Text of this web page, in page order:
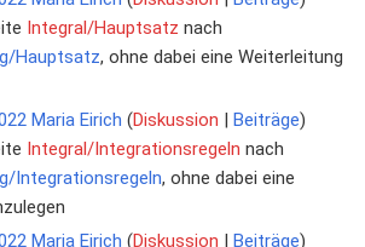
Integral/Hauptsatz nach
Hauptsatz, ohne dabei eine Weiterleitung
Maria Eirich Diskussion
Beiträge
Integral/Integrationsregeln nach
Integrationsregeln, ohne dabei eine
Maria Eirich Diskussion
Beiträge